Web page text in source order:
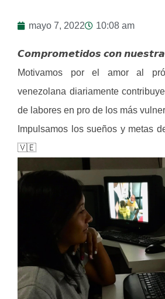
mayo 7, 2022 10:08 am
𝘾𝙤𝙢𝙥𝙧𝙤𝙢𝙚𝙩𝙞𝙙𝙤𝙨 𝙘𝙤𝙣 𝙣𝙪𝙚𝙨𝙩𝙧𝙖
Motivamos por el amor al
venezolana diariamente
de labores en pro de los más
Impulsamos los sueños y metas
🇻🇪